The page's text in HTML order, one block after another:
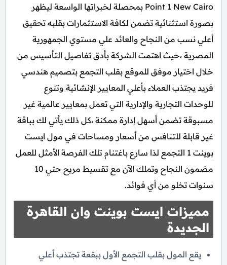
Point 1 New Cairo بمحصلة لخبراتها الواسعة ليظهر
بصورة استثنائية تضمن لكافة الاستثمارات بقلبه تحقيق
أعلي نسب من النجاح والعائد علي مستوي الجمهورية
المصرية ،حيث اهتمت الشركة بأدق تفاصيل التأسيس من
خلال اختيار موفق للموقع بقلب التجمع بتصميم هندسي
فريد يجتذب العملاء بأعلي المعايير الإنشائية وتنوع
للوحدات التجارية والإدارية التي تعمل بمعايير عالمية غير
مسبوقة تضمن أسهل إدارة ممكنة ،كل ذلك يأتي لك بباقة
غير قابلة للتنافس من أسعار ومساحات في مول ايست
بوينت 1 التجمع لذا سارع باغتنام تلك الفرصة الأمثل للعمل
مضمون النجاح وتملك الآن مع تقسيط مريح حتي 10
سنوات تخلو من أي فوائد.
مميزات ايست بوينت وان القاهرة
الجديدة
يقع المول بقلب التجمع الأول ببقعة تجتذب أعلي